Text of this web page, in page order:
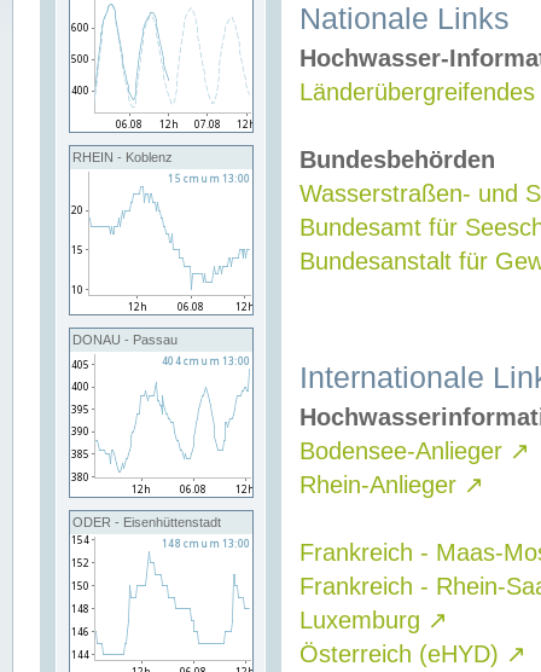
RHEIN - Koblenz
DONAU - Passau
ODER - Eisenhüttenstadt
Nationale Links
Hochwasser-
Bundesbehörden
Wasserstraßen- und
Bundesamt für
Bundesanstalt für
Internationale
Bodensee-Anlieger ↗
Rhein-Anlieger ↗
Frankreich - Maas-
Frankreich - Rhein-
Luxemburg ↗
Österreich (eHYD) ↗